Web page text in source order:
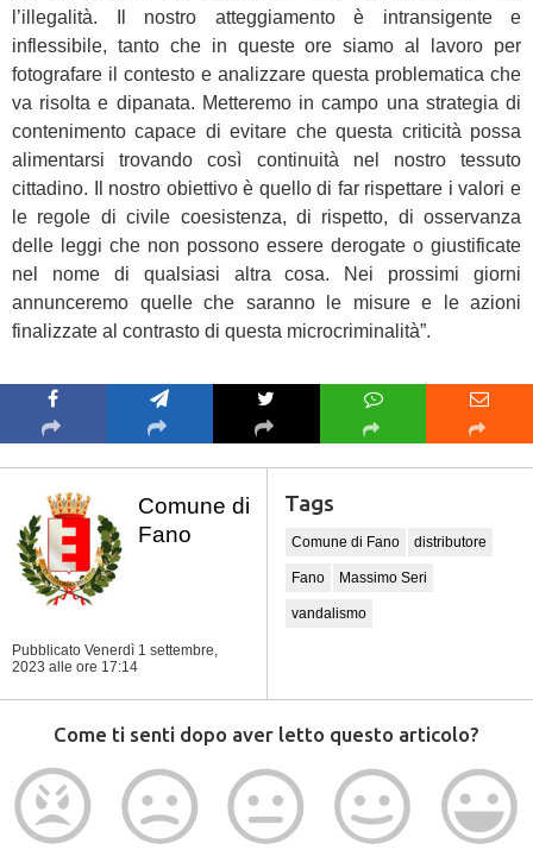
l’illegalità. Il nostro atteggiamento è intransigente e
inflessibile, tanto che in queste ore siamo al lavoro per
fotografare il contesto e analizzare questa problematica che
va risolta e dipanata. Metteremo in campo una strategia di
contenimento capace di evitare che questa criticità possa
alimentarsi trovando così continuità nel nostro tessuto
cittadino. Il nostro obiettivo è quello di far rispettare i valori e
le regole di civile coesistenza, di rispetto, di osservanza
delle leggi che non possono essere derogate o giustificate
nel nome di qualsiasi altra cosa. Nei prossimi giorni
annunceremo quelle che saranno le misure e le azioni
finalizzate al contrasto di questa microcriminalità”.
Comune di
Fano
Pubblicato Venerdì 1 settembre,
2023 alle ore 17:14
Tags
Comune di Fano distributore
Fano Massimo Seri
vandalismo
Come ti senti dopo aver letto questo articolo?